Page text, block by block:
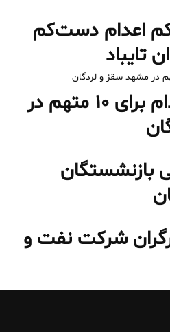
اعدام دست‌کم
تایباد
نگرانی از خطر اعدام برای ۱۰ متهم در
بازنشستگان
شرکت نفت و